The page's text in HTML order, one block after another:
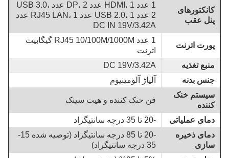
کانکتورهای
پنل عقب
1 عدد HDMI، 1 عدد DP، 2 عدد USB 3.0،
2 عدد USB 2.0، 1 عدد RJ45 LAN، 1 عدد
DC IN 19V/3.42A
پورت اترنت
1 عدد RJ45 10/100M/1000M گیگابیت
اترنت
منبع تغذیه
DC 19V/3.42A
جنس بدنه
آلیاژ آلومینیوم
سیستم خنک
کننده
فن خنک کننده و هیت سینک
دمای عملیاتی
دمای ذخیره
سازی
-20 تا 85 درجه سانتیگراد (توصیه شده 15-
35 درجه سانتیگراد)